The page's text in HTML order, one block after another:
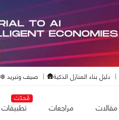
دليل بناء المنازل الذكية🛖 صيف وتبريد ❄️
مقالات مراجعات
مُحدّث
تطبيقات